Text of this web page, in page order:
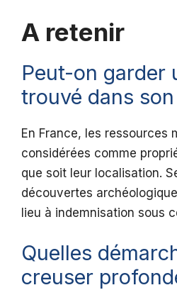
A retenir
Peut-on garder
trouvé dans
En France, les ressources
considérées comme
que soit leur localisation.
découvertes
lieu à indemnisation sous
Quelles
creuser